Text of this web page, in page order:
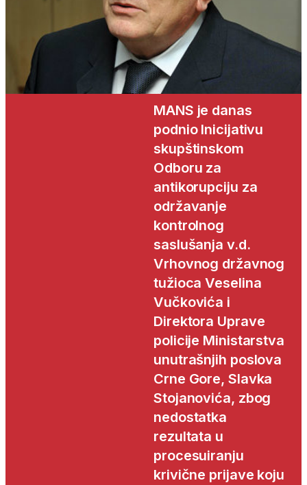
MANS je danas
podnio Inicijativu
skupštinskom
Odboru za
antikorupciju za
održavanje
kontrolnog
saslušanja v.d.
Vrhovnog državnog
tužioca Veselina
Vučkovića i
Direktora Uprave
policije Ministarstva
unutrašnjih poslova
Crne Gore, Slavka
Stojanovića, zbog
nedostatka
rezultata u
procesuiranju
krivične prijave koju